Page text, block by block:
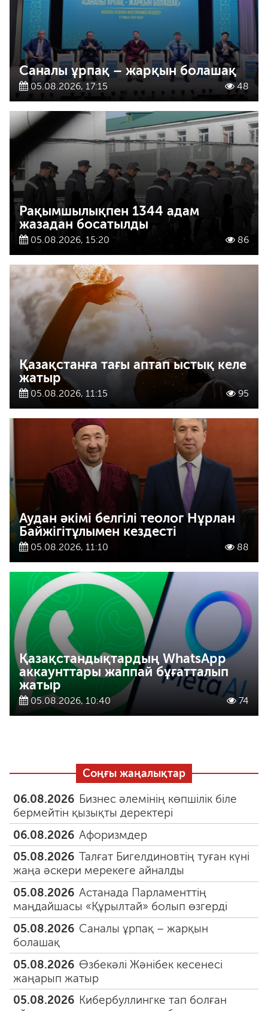
Саналы ұрпақ – жарқын болашақ
05.08.2026, 17:15 48
Рақымшылықпен 1344 адам
жазадан босатылды
05.08.2026, 15:20 86
Қазақстанға тағы аптап ыстық келе
жатыр
05.08.2026, 11:15 95
Аудан әкімі белгілі теолог Нұрлан
Байжігітұлымен кездесті
05.08.2026, 11:10 88
Қазақстандықтардың WhatsApp
аккаунттары жаппай бұғатталып
жатыр
05.08.2026, 10:40 74
Соңғы жаңалықтар
06.08.2026 Бизнес әлемінің көпшілік біле
бермейтін қызықты деректері
06.08.2026 Афоризмдер
05.08.2026 Талғат Бигелдиновтің туған күні
жаңа әскери мерекеге айналды
05.08.2026 Астанада Парламенттің
маңдайшасы «Құрылтай» болып өзгерді
05.08.2026 Саналы ұрпақ – жарқын
болашақ
05.08.2026 Өзбекәлі Жәнібек кесенесі
жаңарып жатыр
05.08.2026 Кибербуллингке тап болған